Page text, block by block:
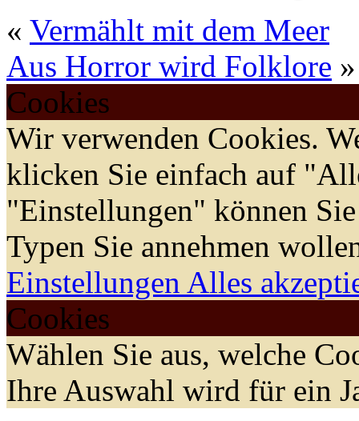
« Vermählt mit dem Meer
Aus Horror wird Folklore »
Cookies
Wir verwenden Cookies.
klicken Sie einfach auf
"Einstellungen" können
Typen Sie annehmen
Einstellungen Alles
Cookies
Wählen Sie aus, welche
Ihre Auswahl wird für ein